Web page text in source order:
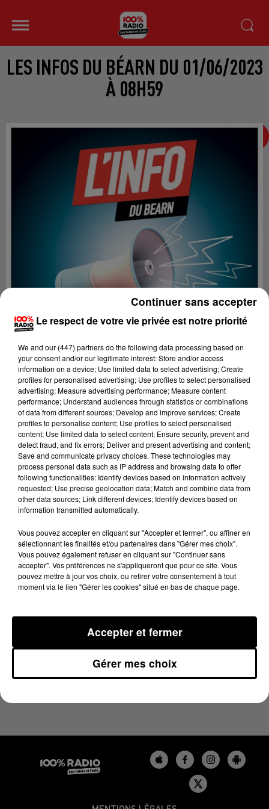
LES INFOS DU BÉARN DU 01/06/2023
À 08H59
Lecture (4 min 19 sec)
100%
1er juin 2023 - 4 min 19 sec
LES INFOS DU BÉARN DU 01/06/2023 À 08H59
Le respect de votre vie privée est notre priorité
We and our (447) partnersdo the following data processing based on
your consent and/or our legitimate interest: Store and/or access
information on a device; Use limited data to select advertising; Create
profiles for personalised advertising; Use profiles to select personalised
advertising; Measure advertising performance; Measure content
performance; Understand audiences through statistics or combinations
of data from different sources; Develop and improve services; Create
profiles to personalise content; Use profiles to select personalised
content; Use limited data to select content; Ensure security, prevent and
detect fraud, and fix errors; Deliver and present advertising and content;
Save and communicate privacy choices. These technologies may
process personal data such as IP address and browsing data to offer
following functionalities: Identify devices based on information actively
requested; Use precise geolocation data; Match and combine data from
other data sources; Link different devices; Identify devices based on
information transmitted automatically.
Vous pouvez accepter en cliquant sur "Accepter et fermer", ou affiner en
sélectionnant les finalités et/ou partenaires dans "Gérer mes choix".
Vous pouvez également refuser en cliquant sur "Continuer sans
accepter". Vos préférences ne s'appliqueront que pour ce site. Vous
pouvez mettre à jour vos choix, ou retirer votre consentement à tout
moment via le lien "Gérer les cookies" situé en bas de chaque page.
Gérer mes choix
Accepter et fermer
Continuer sans accepter